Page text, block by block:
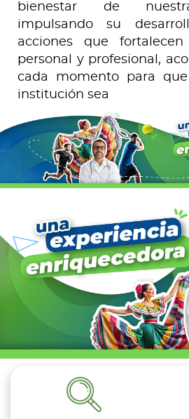
bienestar de
impulsando su
acciones que
personal y profesional,
cada momento para
institución sea